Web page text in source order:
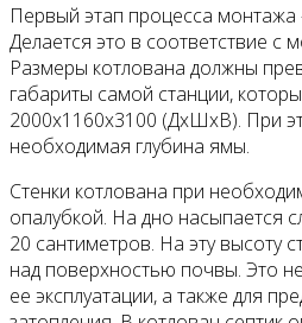
Первый этап процесса монтажа
Делается это в соответствие с
Размеры котлована должны
габариты самой станции,
2000x1160x3100 (ДxШxВ). При
необходимая глубина ямы.
Стенки котлована при
опалубкой. На дно насыпается
20 сантиметров. На эту высоту
над поверхностью почвы. Это
ее эксплуатации, а также для